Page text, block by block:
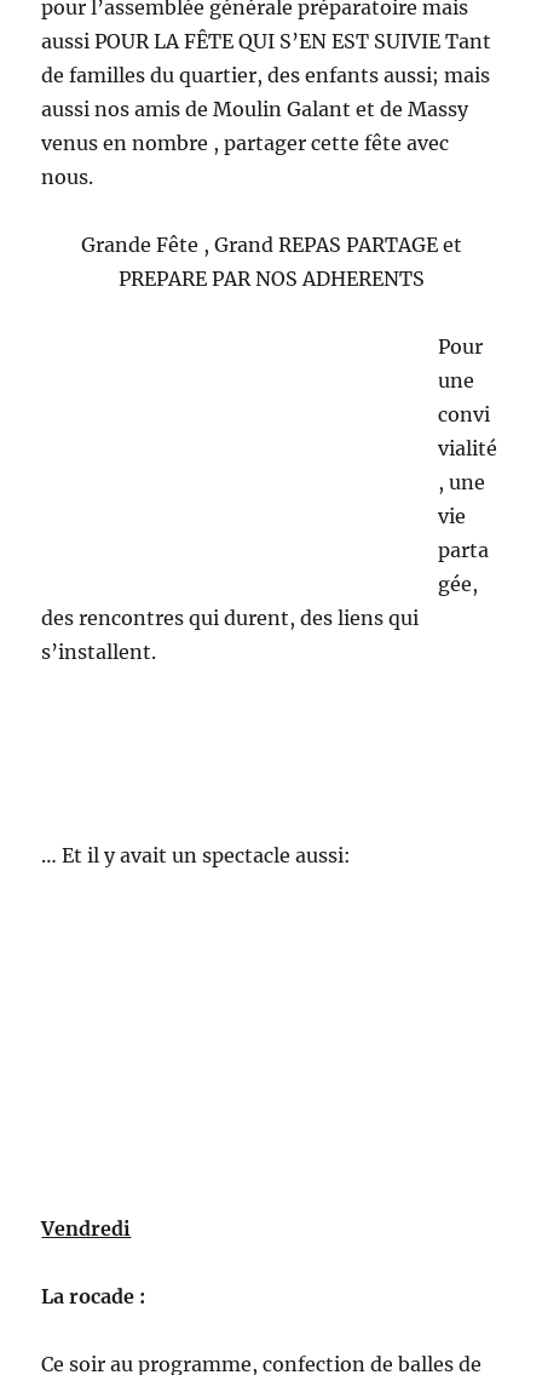
… Et il y avait un spectacle aussi:
Ce soir au programme, confection de balles de
jonglage, de colliers et de bracelets. A côté les
plus petits jouent sur le tapis d’éveil, alors que
leurs mamans et nounous discutent à côté.
Notre dernier chocolat chaud avant Noël et on
est parti !